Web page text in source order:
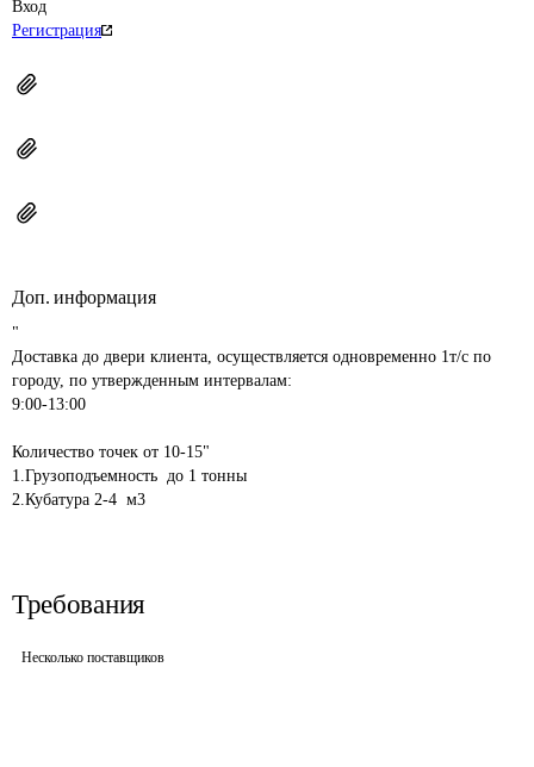
Вход
Регистрация
Доп. информация
"
Доставка до двери клиента, осуществляется одновременно 1т/с по
городу, по утвержденным интервалам:
9:00-13:00
Количество точек от 10-15"
1.Грузоподъемность  до 1 тонны
Требования
Несколько поставщиков